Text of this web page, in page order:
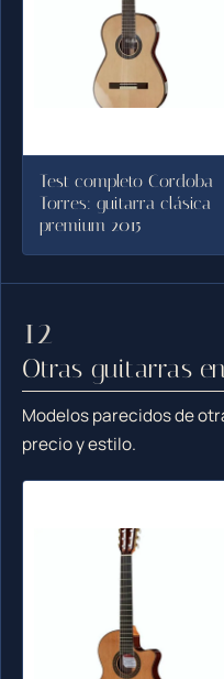
Test completo Cordoba
Torres: guitarra clásica
premium 2015
Otras guitarras
Modelos parecidos de
precio y estilo.